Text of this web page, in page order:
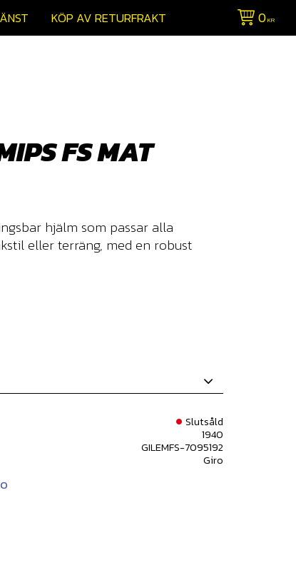
KÖP AV RETURFRAKT 0KR
FS MAT
hjälm som passar alla
eller terräng, med en robust
Slutsåld
1940
GILEMFS-7095192
Giro